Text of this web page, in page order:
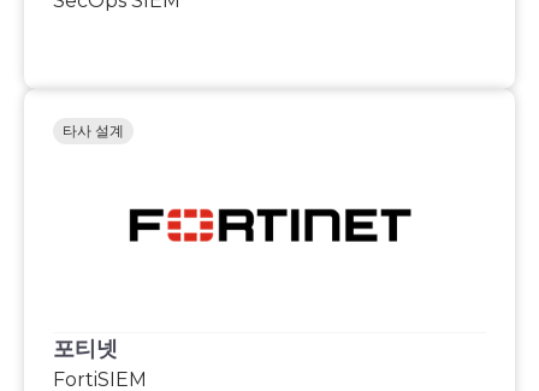
포티넷
FortiSIEM
타사 설계